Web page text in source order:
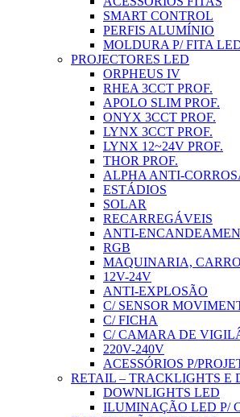
SMART CONTROL
PERFIS ALUMÍNIO
MOLDURA P/ FITA
PROJECTORES LED
ORPHEUS IV
RHEA 3CCT PROF.
APOLO SLIM PROF.
ONYX 3CCT PROF.
LYNX 3CCT PROF.
LYNX 12~24V PROF.
THOR PROF.
ALPHA ANTI-
ESTÁDIOS
SOLAR
RECARREGÁVEIS
ANTI-
RGB
MAQUINARIA,
12V-24V
ANTI-EXPLOSÃO
C/ SENSOR
C/ FICHA
C/ CAMARA DE
220V-240V
ACESSÓRIOS P/
RETAIL – TRACKLIGHTS E
DOWNLIGHTS LED
ILUMINAÇÃO LED P/